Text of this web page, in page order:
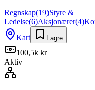
Regnskap(19)Styre &
Ledelse(6)Aksjonærer(4)
Kart
Lagre
100,5k kr
Aktiv